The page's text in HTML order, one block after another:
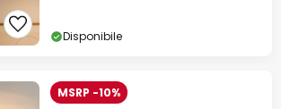
Disponibile
MSRP -10%